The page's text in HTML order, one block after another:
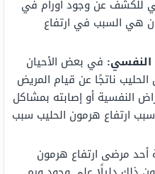
للكشف عن وجود أورام في
هي السبب في ارتفاع
النفسي: في بعض الأحيان
ناتجًا عن قيام المريض
النفسية أو إصابته بمشاكل
ارتفاع هرمون الحليب سبب
أحد مرضى ارتفاع هرمون